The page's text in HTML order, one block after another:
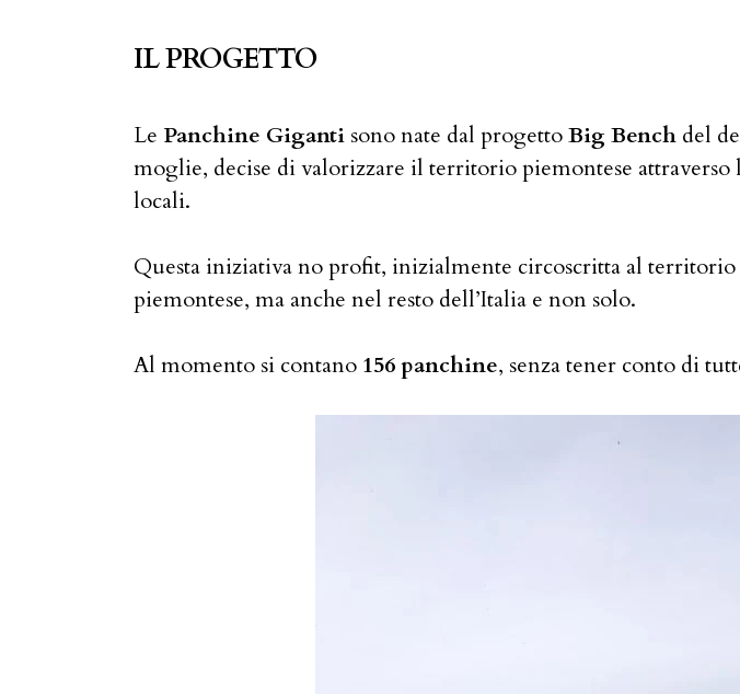
IL PROGETTO
Le Panchine Giganti sono nate dal progettoBig Bench del
moglie, decise di valorizzare il territorio piemontese
locali.
Questa iniziativa no profit, inizialmente circoscritta al
piemontese, ma anche nel resto dell’Italia e non solo.
Al momento si contano 156 panchine, senza tener conto di